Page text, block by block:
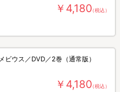
￥4,180（税込）
ビウス／DVD／2巻（通常版）
￥4,180（税込）